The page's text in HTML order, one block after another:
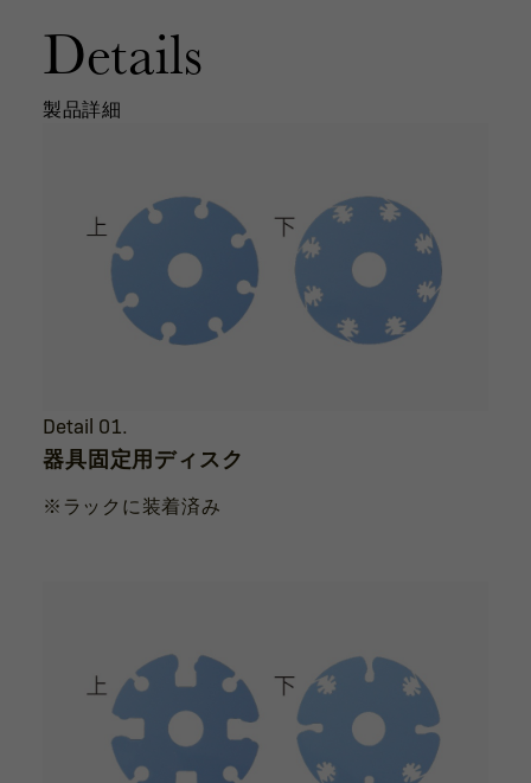
Details
製品詳細
Detail 01.
器具固定用ディスク
※ラックに装着済み